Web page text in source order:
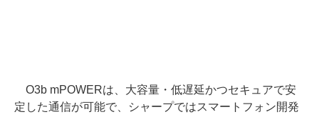
O3b mPOWERは、大容量・低遅延かつセキュアで安
定した通信が可能で、シャープではスマートフォン開発